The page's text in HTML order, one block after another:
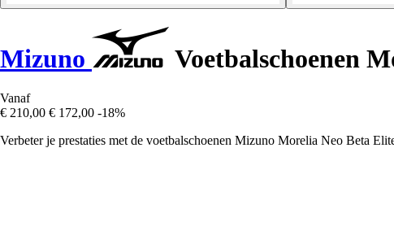
Mizuno Voetbalschoenen
Vanaf
€ 210,00 € 172,00 -18%
Verbeter je prestaties met de voetbalschoenen Mizuno Morelia Neo Beta